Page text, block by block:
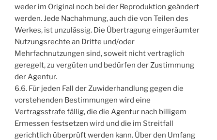
weder im Original noch bei der Reproduktion geändert
werden. Jede Nachahmung, auch die von Teilen des
Werkes, ist unzulässig. Die Übertragung eingeräumter
Nutzungsrechte an Dritte und/oder
Mehrfachnutzungen sind, soweit nicht vertraglich
geregelt, zu vergüten und bedürfen der Zustimmung
der Agentur.
6.6. Für jeden Fall der Zuwiderhandlung gegen die
vorstehenden Bestimmungen wird eine
Vertragsstrafe fällig, die die Agentur nach billigem
Ermessen festsetzen wird und die im Streitfall
gerichtlich überprüft werden kann. Über den Umfang